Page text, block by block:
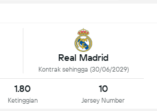
Real Madrid
Kontrak sehingga (30/06/2029)
1.80
Ketinggian
10
Jersey Number